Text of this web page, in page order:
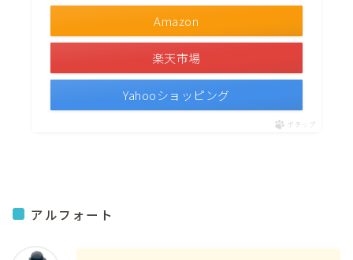
Amazon
楽天市場
Yahooショッピング
ポチップ
アルフォート